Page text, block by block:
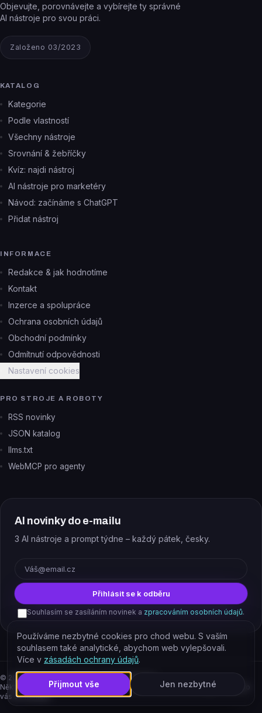
Objevujte, porovnávejte a vybírejte ty správné
AI nástroje pro svou práci.
Založeno 03/2023
KATALOG
Kategorie
Podle vlastností
Všechny nástroje
Srovnání & žebříčky
Kvíz: najdi nástroj
AI nástroje pro marketéry
Návod: začínáme s ChatGPT
Přidat nástroj
INFORMACE
Redakce & jak hodnotíme
Kontakt
Inzerce a spolupráce
Ochrana osobních údajů
Obchodní podmínky
Odmítnutí odpovědnosti
Nastavení cookies
PRO STROJE A ROBOTY
RSS novinky
JSON katalog
llms.txt
WebMCP pro agenty
AI novinky do e-mailu
3 AI nástroje a prompt týdne – každý pátek, česky.
Přihlásit se k odběru
Souhlasím se zasíláním novinek a zpracováním osobních údajů.
© 2026
EJAJ s.r.o. – všechna práva vyhrazena.
Některé odkazy jsou affiliate. Podporujete tím provoz katalogu, cena pro
vás se nemění.
Používáme nezbytné cookies pro chod webu. S vaším
souhlasem také analytické, abychom web vylepšovali.
Více v zásadách ochrany údajů.
Přijmout vše Jen nezbytné